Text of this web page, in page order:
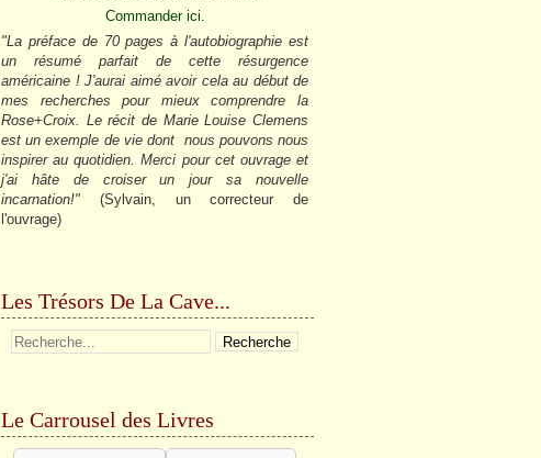
Commander ici.
"La préface de 70 pages à l'autobiographie est
un résumé parfait de cette résurgence
américaine ! J'aurai aimé avoir cela au début de
mes recherches pour mieux comprendre la
Rose+Croix. Le récit de Marie Louise Clemens
est un exemple de vie dont nous pouvons nous
inspirer au quotidien. Merci pour cet ouvrage et
j'ai hâte de croiser un jour sa nouvelle
incarnation!" (Sylvain, un correcteur de
l'ouvrage)
Les Trésors De La Cave...
Le Carrousel des Livres